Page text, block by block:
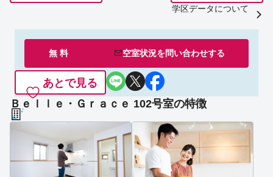
学区データについて
無 料 空室状況を問い合わせする
あとで見る
Ｂｅｌｌｅ・Ｇｒａｃｅ 102号室の特徴